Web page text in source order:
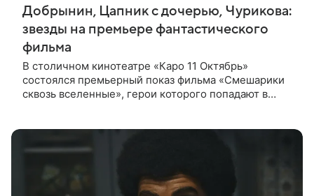
Добрынин, Цапник с дочерью, Чурикова:
звезды на премьере фантастического
фильма
В столичном кинотеатре «Каро 11 Октябрь»
состоялся премьерный показ фильма «Смешарики
сквозь вселенные», герои которого попадают в